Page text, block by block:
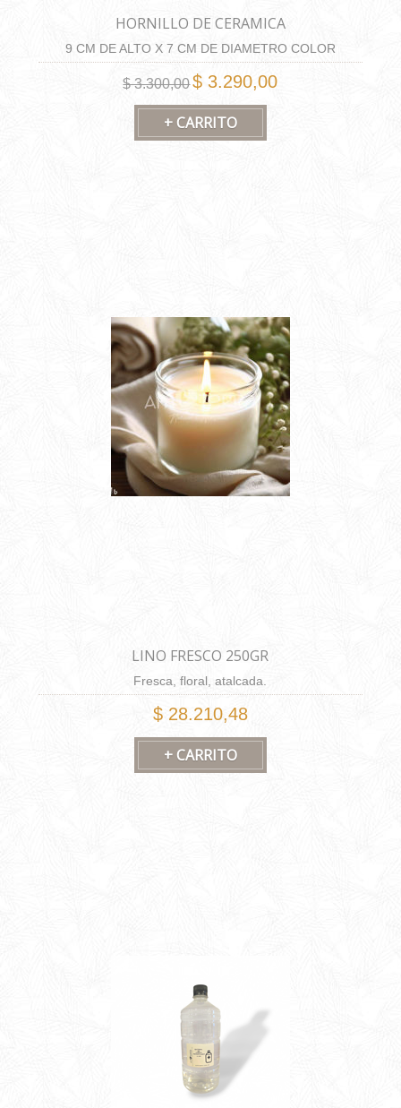
HORNILLO DE CERAMICA
9 CM DE ALTO X 7 CM DE DIAMETRO COLOR
BLANCO
$ 3.300,00$ 3.290,00
LINO FRESCO 250GR
Fresca, floral, atalcada.
$ 28.210,48